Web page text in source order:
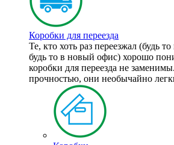
Коробки для переезда
Те, кто хоть раз переезжал (будь
будь то в новый офис) хорошо
коробки для переезда не
прочностью, они необычайно